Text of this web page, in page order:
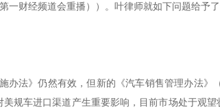
一财经频道会重播））。叶律师就如下问题给予了
办法》仍然有效，但新的《汽车销售管理办法》
美规车进口渠道产生重要影响，目前市场处于观